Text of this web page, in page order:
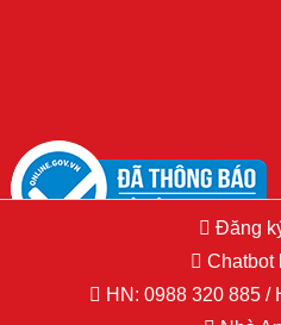
Đăng
Chatbot
HN: 0988 320 885/